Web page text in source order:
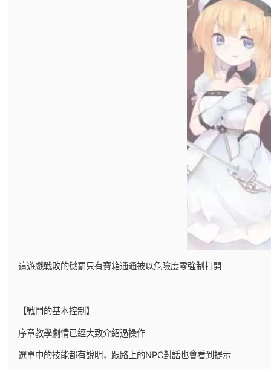
這遊戲戰敗的懲罰只有寶箱通通被以危險度零強制打開
【戰鬥的基本控制】
序章教學劇情已經大致介紹過操作
選單中的技能都有說明，跟路上的NPC對話也會看到提示